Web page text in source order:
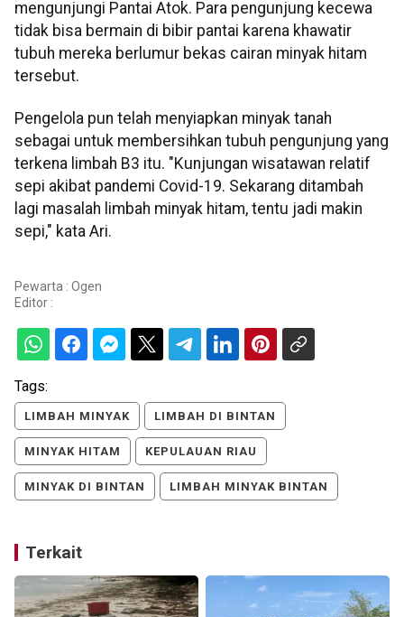
mengunjungi Pantai Atok. Para pengunjung kecewa
tidak bisa bermain di bibir pantai karena khawatir
tubuh mereka berlumur bekas cairan minyak hitam
tersebut.
Pengelola pun telah menyiapkan minyak tanah
sebagai untuk membersihkan tubuh pengunjung yang
terkena limbah B3 itu. "Kunjungan wisatawan relatif
sepi akibat pandemi Covid-19. Sekarang ditambah
lagi masalah limbah minyak hitam, tentu jadi makin
sepi," kata Ari.
Pewarta : Ogen
Editor :
Tags:
LIMBAH MINYAK LIMBAH DI BINTAN
MINYAK HITAM KEPULAUAN RIAU
MINYAK DI BINTAN LIMBAH MINYAK BINTAN
Terkait